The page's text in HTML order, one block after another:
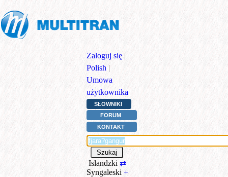
Zaloguj się |
Polish |
Umowa
użytkownika
SŁOWNIKI
FORUM
KONTAKT
Islandzki ⇄
Syngaleski+